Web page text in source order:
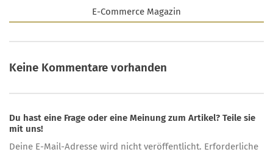
E-Commerce Magazin
Keine Kommentare vorhanden
Du hast eine Frage oder eine Meinung zum Artikel? Teile sie
mit uns!
Deine E-Mail-Adresse wird nicht veröffentlicht. Erforderliche